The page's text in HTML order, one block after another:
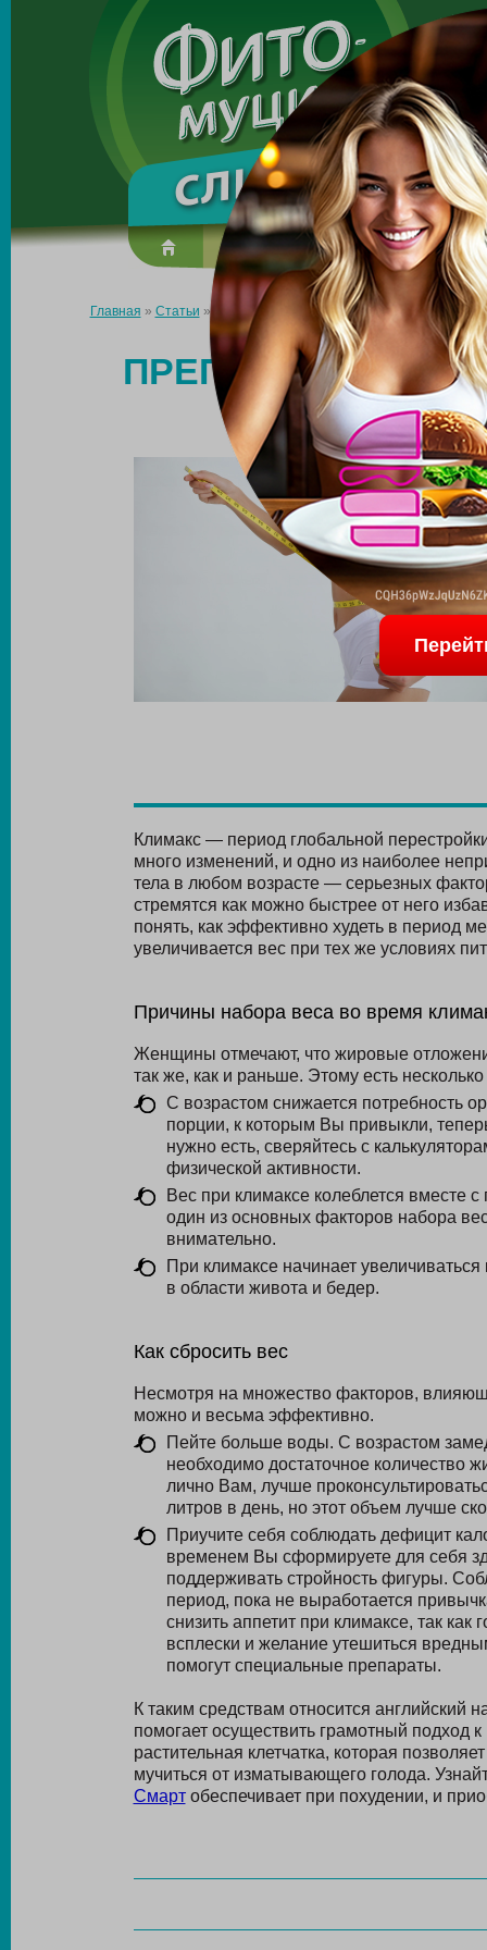
Made in the UK
О препарате Усиль эффект
Главная » Статьи »Препарат при климаксе для снижения веса
ПРЕПАРАТ ПРИ
Климакс — период глобальной
много изменений, и одно из наиболее
тела в любом возрасте — серьезных
стремятся как можно быстрее от него
понять, как эффективно худеть в период
увеличивается вес при тех же условиях
Причины набора веса во время
Женщины отмечают, что жировые
так же, как и раньше. Этому есть
С возрастом снижается потребность
порции, к которым Вы привыкли,
нужно есть, сверяйтесь с
физической активности.
Вес при климаксе колеблется
один из основных факторов набора
внимательно.
При климаксе начинает
в области живота и бедер.
Как сбросить вес
Несмотря на множество факторов,
можно и весьма эффективно.
Пейте больше воды. С возрастом
необходимо достаточное количество
лично Вам, лучше
литров в день, но этот объем лучше
Приучите себя соблюдать дефицит
временем Вы сформируете для себя
поддерживать стройность фигуры.
период, пока не выработается
снизить аппетит при климаксе, так
всплески и желание утешиться
помогут специальные препараты.
К таким средствам относится
помогает осуществить грамотный подход
растительная клетчатка, которая
мучиться от изматывающего голода.
Смартобеспечивает при похудении, и